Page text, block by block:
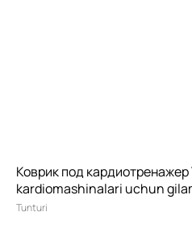
Коврик под
kardiomashinalari uchun
Tunturi